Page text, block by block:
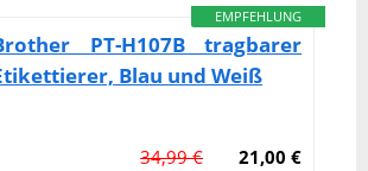
EMPFEHLUNG
PT-H107B tragbarer
Blau und Weiß
21,00 €
34,99 €